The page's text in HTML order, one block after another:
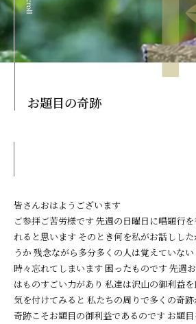
お題目の奇跡
皆さんおはようございます
ご参拝ご苦労様です 先週の日曜日に唱題行
れると思います そのとき何を私がお話しし
うか 残念ながら多分多くの人は覚えていな
時々忘れてしまいます 困ったものです 先週
はものすごい力があり 私達は沢山の御利益
気を付けてみると 私たちの周りで多くの奇
奇跡こそお題目の御利益であるのです お題